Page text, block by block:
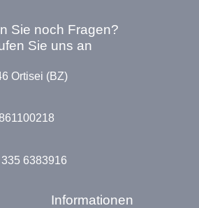
Sie noch Fragen?
Sie uns an
Ortisei (BZ)
6383916
Informationen